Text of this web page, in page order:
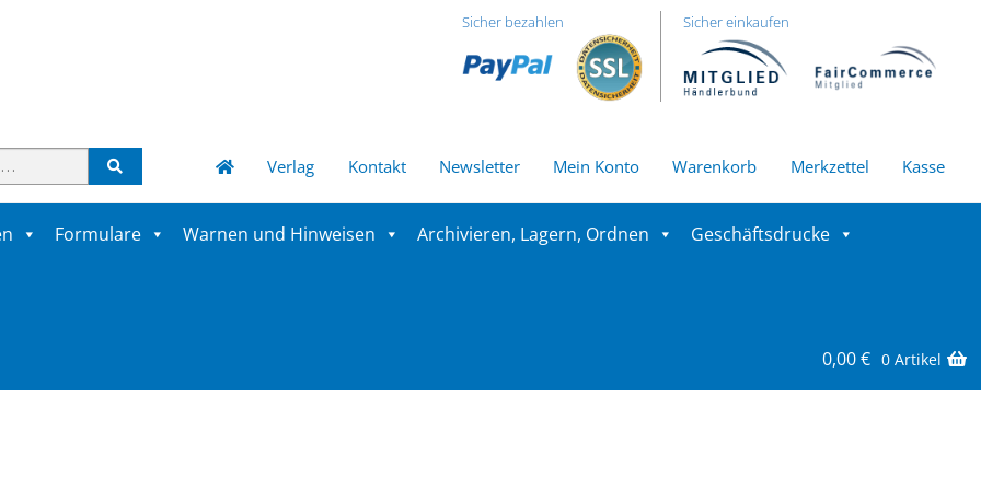
Sicher bezahlen Sicher einkaufen
Verlag Kontakt Newsletter Mein Konto Warenkorb Merkzettel Kasse
Formulare Warnen und Hinweisen Archivieren, Lagern, Ordnen Geschäftsdrucke
0,00€ 0 Artikel